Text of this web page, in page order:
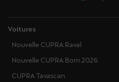
Voitures
Nouvelle CUPRA Raval
Nouvelle CUPRA Born 2026
CUPRA Tavascan